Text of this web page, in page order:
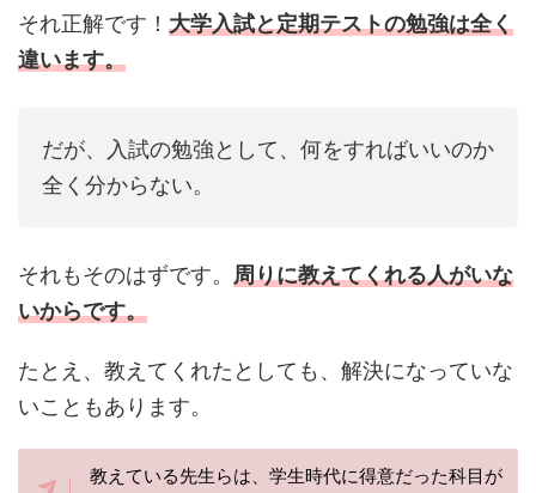
それ正解です！ 大学入試と定期テストの勉強は全く
違います。
だが、入試の勉強として、何をすればいいのか
全く分からない。
それもそのはずです。 周りに教えてくれる人がいな
いからです。
たとえ、教えてくれたとしても、解決になっていな
いこともあります。
教えている先生らは、学生時代に得意だった科目が